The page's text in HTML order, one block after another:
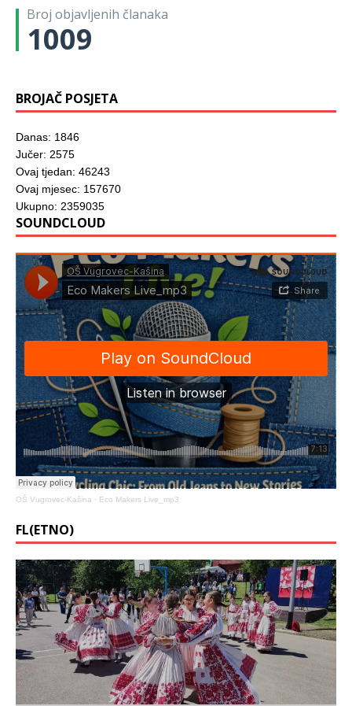
Broj objavljenih članaka
1009
BROJAČ POSJETA
Danas: 1846
Jučer: 2575
Ovaj tjedan: 46243
Ovaj mjesec: 157670
Ukupno: 2359035
SOUNDCLOUD
OŠ Vugrovec-Kašina · Eco Makers Live_mp3
FL(ETNO)